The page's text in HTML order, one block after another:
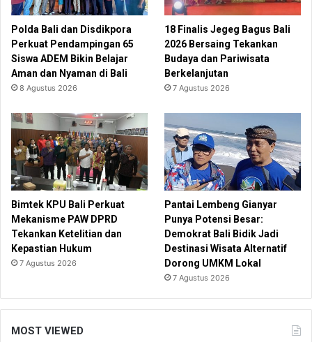
Polda Bali dan Disdikpora
Perkuat Pendampingan 65
Siswa ADEM Bikin Belajar
Aman dan Nyaman di Bali
8 Agustus 2026
18 Finalis Jegeg Bagus Bali
2026 Bersaing Tekankan
Budaya dan Pariwisata
Berkelanjutan
7 Agustus 2026
Bimtek KPU Bali Perkuat
Mekanisme PAW DPRD
Tekankan Ketelitian dan
Kepastian Hukum
7 Agustus 2026
Pantai Lembeng Gianyar
Punya Potensi Besar:
Demokrat Bali Bidik Jadi
Destinasi Wisata Alternatif
Dorong UMKM Lokal
7 Agustus 2026
MOST VIEWED